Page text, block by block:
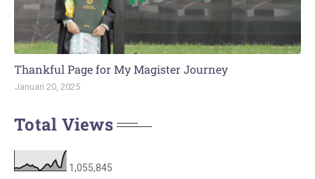
Thankful Page for My Magister Journey
Januari 20, 2025
Total Views
1,055,845